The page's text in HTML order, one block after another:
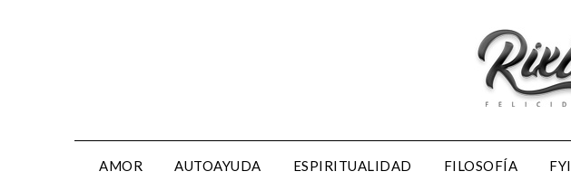
AMOR AUTOAYUDA ESPIRITUALIDAD FILOSOFÍA FYI